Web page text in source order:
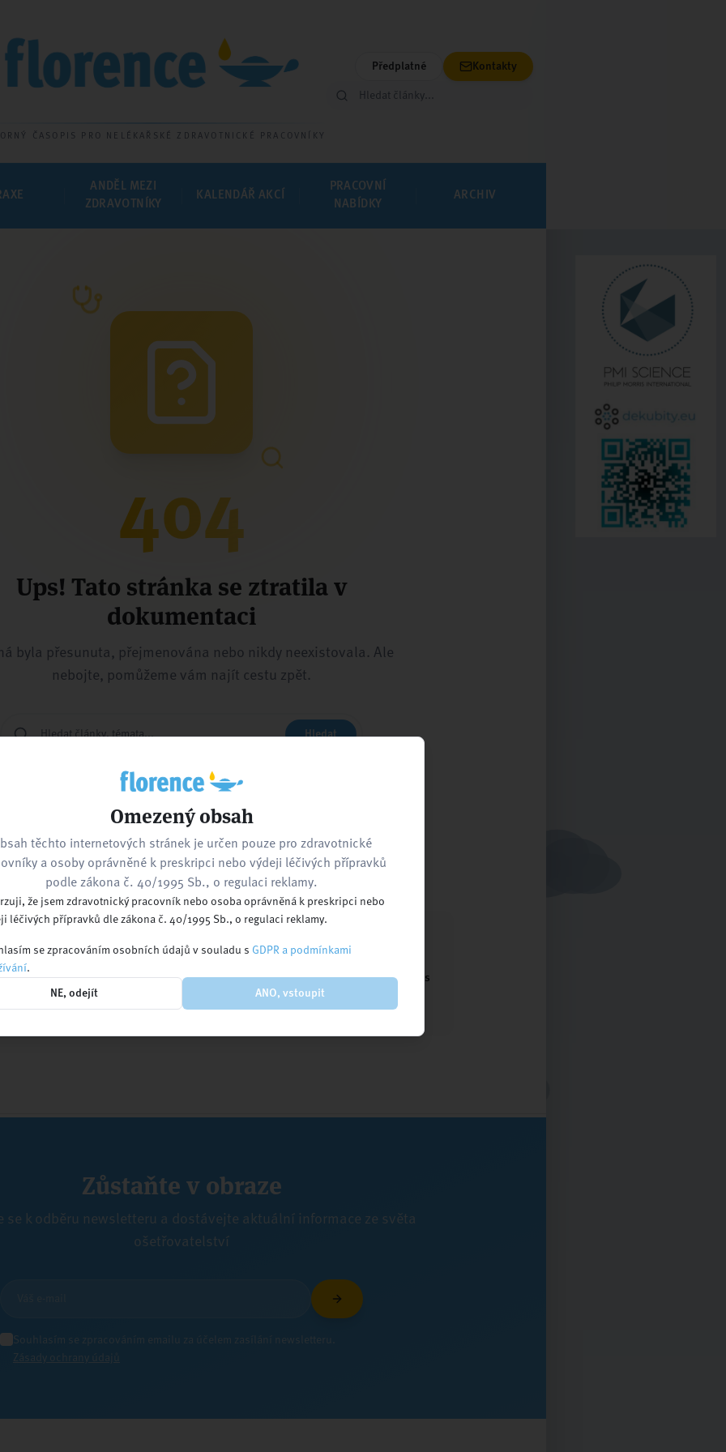
ČASOPIS PRO NELÉKAŘSKÉ ZDRAVOTNICKÉ PRACOVNÍKY
Předplatné Kontakty
ANDĚL MEZI
ZDRAVOTNÍKY
KALENDÁŘ AKCÍ
PRACOVNÍ
NABÍDKY
ARCHIV
404
Ups! Tato stránka se ztratila v
dokumentaci
byla přesunuta, přejmenována nebo nikdy neexistovala. Ale
nebojte, pomůžeme vám najít cestu zpět.
Hledat
nebo navštivte
Kalendář akcí Pracovní nabídky Kontaktujte nás
Zůstaňte v obraze
se k odběru newsletteru a dostávejte aktuální informace ze světa
ošetřovatelství
Souhlasím se zpracováním emailu za účelem zasílání newsletteru.
Zásady ochrany údajů
Omezený obsah
těchto internetových stránek je určen pouze pro zdravotnické
a osoby oprávněné k preskripci nebo výdeji léčivých přípravků
podle zákona č. 40/1995 Sb., o regulaci reklamy.
že jsem zdravotnický pracovník nebo osoba oprávněná k preskripci nebo
léčivých přípravků dle zákona č. 40/1995 Sb., o regulaci reklamy.
se zpracováním osobních údajů v souladu s GDPR a podmínkami
.
NE, odejít ANO, vstoupit